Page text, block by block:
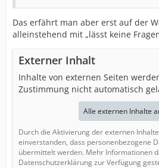
Das erfährt man aber erst auf der
alleinstehend mit „lässt keine
Externer Inhalt
Inhalte von externen Seiten
Zustimmung nicht automatisch
Alle externen Inhalte
Durch die Aktivierung der externen
einverstanden, dass personenbezogene
übermittelt werden. Mehr Informationen
Datenschutzerklärung zur Verfügung